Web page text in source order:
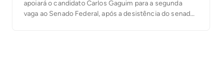
apoiará o candidato Carlos Gaguim para a segunda
vaga ao Senado Federal, após a desistência do senador